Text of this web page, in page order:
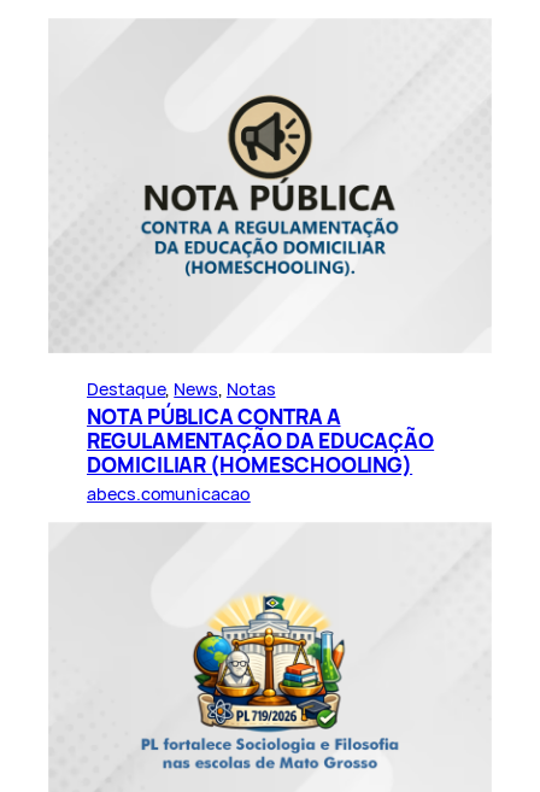
Destaque, News, Notas
NOTA PÚBLICA CONTRA A
REGULAMENTAÇÃO DA EDUCAÇÃO
DOMICILIAR (HOMESCHOOLING)
abecs.comunicacao